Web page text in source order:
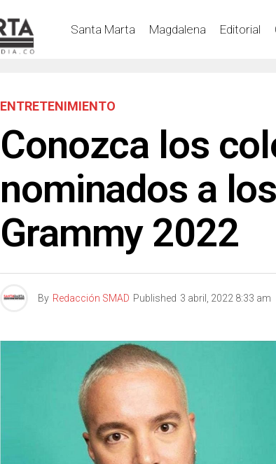
Santa Marta Magdalena Editorial
ENTRETENIMIENTO
Conozca los
nominados a
Grammy 2022
By Redacción SMAD Published 3 abril, 2022 8:33 am